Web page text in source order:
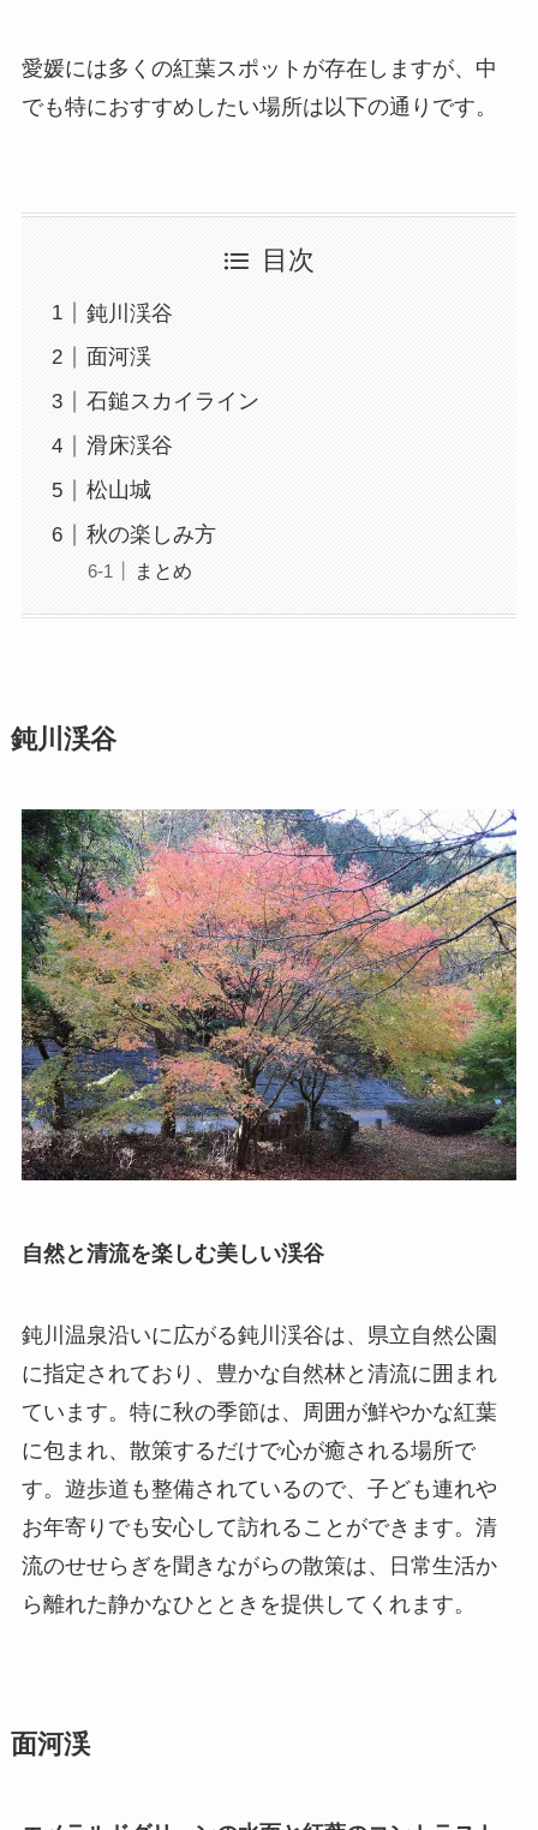
愛媛には多くの紅葉スポットが存在しますが、中
でも特におすすめしたい場所は以下の通りです。
目次
鈍川渓谷
面河渓
石鎚スカイライン
滑床渓谷
松山城
秋の楽しみ方
まとめ
鈍川渓谷
自然と清流を楽しむ美しい渓谷
鈍川温泉沿いに広がる鈍川渓谷は、県立自然公園
に指定されており、豊かな自然林と清流に囲まれ
ています。特に秋の季節は、周囲が鮮やかな紅葉
に包まれ、散策するだけで心が癒される場所で
す。遊歩道も整備されているので、子ども連れや
お年寄りでも安心して訪れることができます。清
流のせせらぎを聞きながらの散策は、日常生活か
ら離れた静かなひとときを提供してくれます。
面河渓